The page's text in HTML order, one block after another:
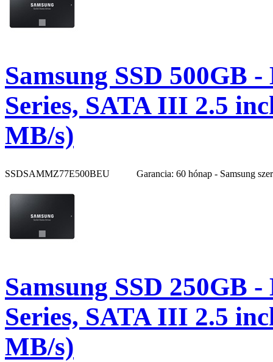
Samsung SSD 500GB
Series, SATA III 2.5
MB/s)
SSDSAMMZ77E500BEU Garancia: 60 hónap - Samsung
Samsung SSD 250GB
Series, SATA III 2.5
MB/s)